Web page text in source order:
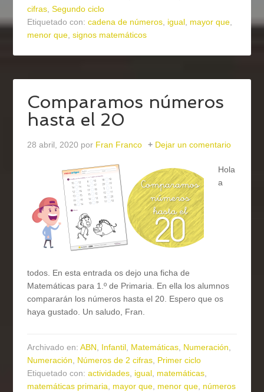
cifras,Segundo ciclo
Etiquetado con:cadena de números, igual, mayor que,
menor que,signos matemáticos
Comparamos números
hasta el 20
28 abril, 2020 por Fran Franco Dejar un comentario
Hola
a
todos. En esta entrada os dejo una ficha de
Matemáticas para 1.º de Primaria. En ella los alumnos
compararán los números hasta el 20. Espero que os
haya gustado. Un saludo, Fran.
Archivado en:ABN, Infantil, Matemáticas, Numeración,
Numeración, Números de 2 cifras, Primer ciclo
Etiquetado con:actividades, igual, matemáticas,
matemáticas primaria, mayor que, menor que, números